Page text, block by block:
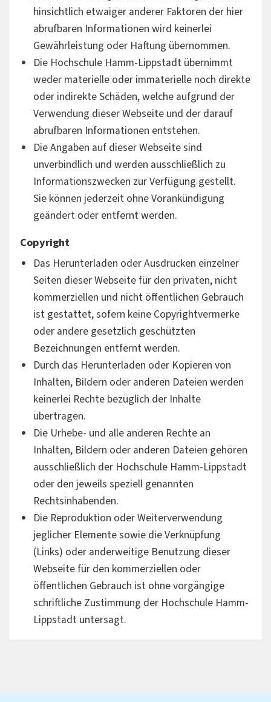
hinsichtlich etwaiger anderer Faktoren der hier
abrufbaren Informationen wird keinerlei
Gewährleistung oder Haftung übernommen.
Die Hochschule Hamm-Lippstadt übernimmt
weder materielle oder immaterielle noch direkte
oder indirekte Schäden, welche aufgrund der
Verwendung dieser Webseite und der darauf
abrufbaren Informationen entstehen.
Die Angaben auf dieser Webseite sind
unverbindlich und werden ausschließlich zu
Informationszwecken zur Verfügung gestellt.
Sie können jederzeit ohne Vorankündigung
geändert oder entfernt werden.
Copyright
Das Herunterladen oder Ausdrucken einzelner
Seiten dieser Webseite für den privaten, nicht
kommerziellen und nicht öffentlichen Gebrauch
ist gestattet, sofern keine Copyrightvermerke
oder andere gesetzlich geschützten
Bezeichnungen entfernt werden.
Durch das Herunterladen oder Kopieren von
Inhalten, Bildern oder anderen Dateien werden
keinerlei Rechte bezüglich der Inhalte
übertragen.
Die Urhebe- und alle anderen Rechte an
Inhalten, Bildern oder anderen Dateien gehören
ausschließlich der Hochschule Hamm-Lippstadt
oder den jeweils speziell genannten
Rechtsinhabenden.
Die Reproduktion oder Weiterverwendung
jeglicher Elemente sowie die Verknüpfung
(Links) oder anderweitige Benutzung dieser
Webseite für den kommerziellen oder
öffentlichen Gebrauch ist ohne vorgängige
schriftliche Zustimmung der Hochschule Hamm-
Lippstadt untersagt.